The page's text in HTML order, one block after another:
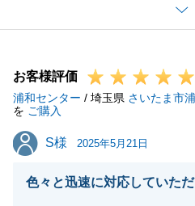
供できるように努めて参り
関してお困りのことがござ
お客様評価
浦和センター / 埼玉県 さいたま市
を ご購入
S様
S様 2025年5月21日
色々と迅速に対応していた